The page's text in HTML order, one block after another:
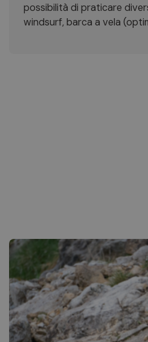
possibilità di praticare
windsurf, barca a vela